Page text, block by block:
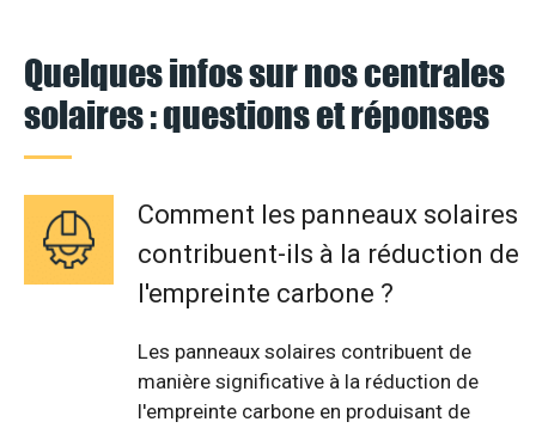
Quelques infos sur nos centrales
solaires : questions et réponses
Comment les panneaux solaires
contribuent-ils à la réduction de
l'empreinte carbone ?
Les panneaux solaires contribuent de
manière significative à la réduction de
l'empreinte carbone en produisant de